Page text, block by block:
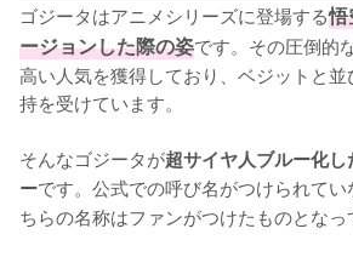
ゴジータはアニメシリーズに登場する悟
ージョンした際の姿です。その圧倒的
高い人気を獲得しており、ベジットと
持を受けています。
そんなゴジータが超サイヤ人ブルー化
ーです。公式での呼び名がつけられてい
ちらの名称はファンがつけたものとなっ